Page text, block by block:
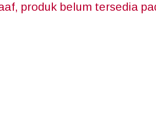
produk belum tersedia